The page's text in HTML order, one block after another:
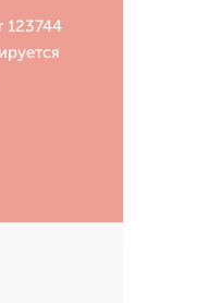
123744